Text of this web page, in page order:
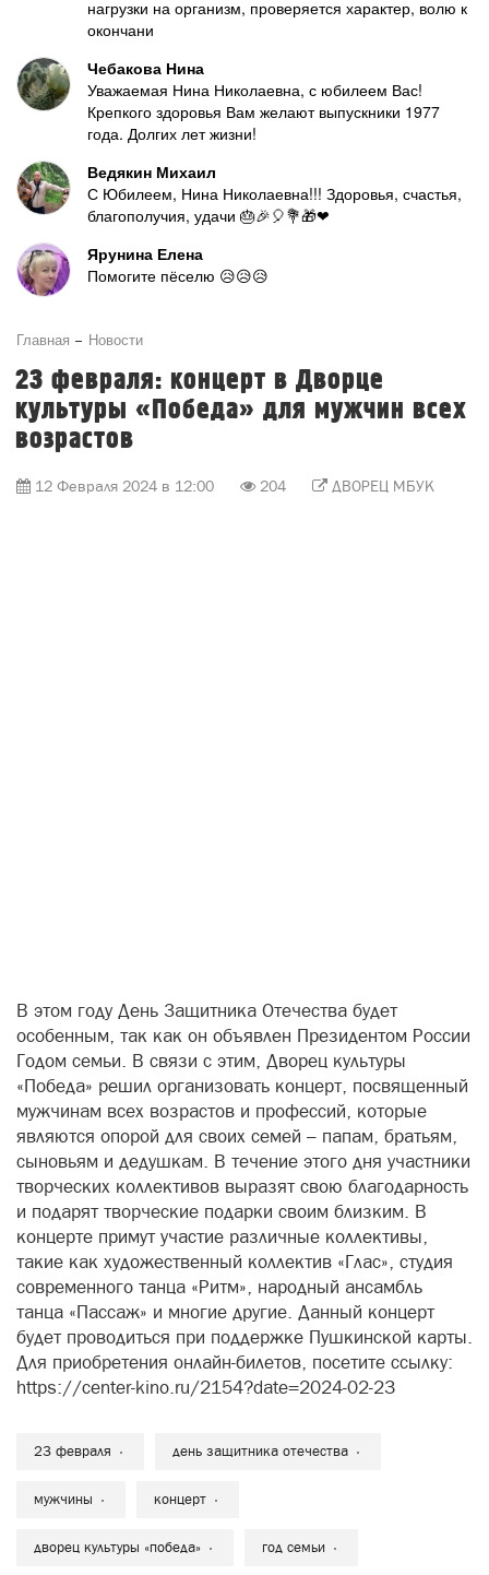
нагрузки на организм, проверяется характер, волю к
окончани
Чебакова Нина
Уважаемая Нина Николаевна, с юбилеем Вас!
Крепкого здоровья Вам желают выпускники 1977
года. Долгих лет жизни!
Ведякин Михаил
С Юбилеем, Нина Николаевна!!! Здоровья, счастья,
благополучия, удачи 🎂🎉🎈💐🎁❤
Ярунина Елена
Помогите пёселю 😥😥😥
Главная Новости
23 февраля: концерт в Дворце
культуры «Победа» для мужчин всех
возрастов
12 Февраля 2024 в 12:00 204 ДВОРЕЦ МБУК
В этом году День Защитника Отечества будет
особенным, так как он объявлен Президентом России
Годом семьи. В связи с этим, Дворец культуры
«Победа» решил организовать концерт, посвященный
мужчинам всех возрастов и профессий, которые
являются опорой для своих семей – папам, братьям,
сыновьям и дедушкам. В течение этого дня участники
творческих коллективов выразят свою благодарность
и подарят творческие подарки своим близким. В
концерте примут участие различные коллективы,
такие как художественный коллектив «Глас», студия
современного танца «Ритм», народный ансамбль
танца «Пассаж» и многие другие. Данный концерт
будет проводиться при поддержке Пушкинской карты.
Для приобретения онлайн-билетов, посетите ссылку:
https://center-kino.ru/2154?date=2024-02-23
23 февраля день защитника отечества
мужчины концерт
дворец культуры «победа» год семьи